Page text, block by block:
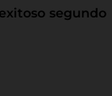
segundo